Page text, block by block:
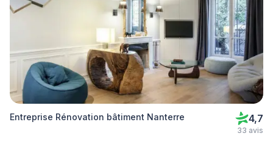
Entreprise Rénovation bâtiment Nanterre 4,7
33 avis